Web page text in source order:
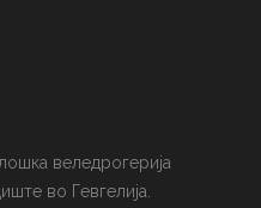
веледрогерија
во Гевгелија.